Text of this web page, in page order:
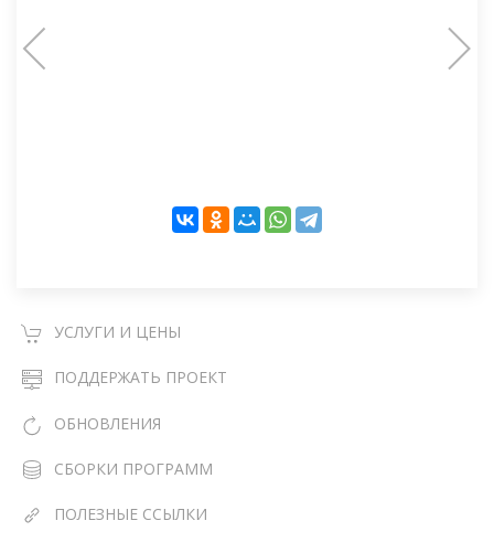
УСЛУГИ И ЦЕНЫ
ПОДДЕРЖАТЬ ПРОЕКТ
ОБНОВЛЕНИЯ
СБОРКИ ПРОГРАММ
ПОЛЕЗНЫЕ ССЫЛКИ